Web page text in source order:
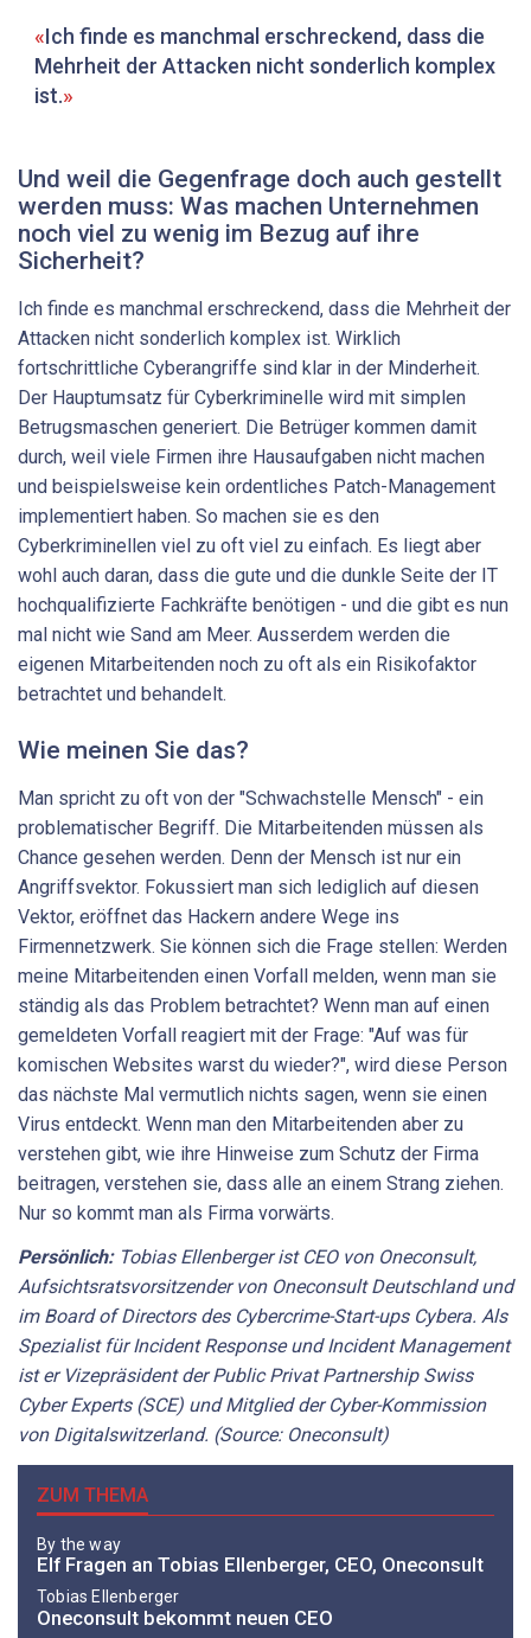
Ich finde es manchmal erschreckend, dass die
Mehrheit der Attacken nicht sonderlich komplex
ist.
Und weil die Gegenfrage doch auch gestellt
werden muss: Was machen Unternehmen
noch viel zu ­wenig im Bezug auf ihre
Sicherheit?
Ich finde es manchmal erschreckend, dass die Mehrheit der
Attacken nicht sonderlich komplex ist. Wirklich
fortschrittliche Cyberangriffe sind klar in der Minderheit.
Der Hauptumsatz für Cyberkriminelle wird mit simplen
Betrugsmaschen generiert. Die Betrüger kommen damit
durch, weil viele Firmen ihre Hausaufgaben nicht machen
und beispielsweise kein ordentliches Patch-Management
implementiert haben. So machen sie es den
Cyberkriminellen viel zu oft viel zu einfach. Es liegt aber
wohl auch daran, dass die gute und die dunkle Seite der IT
hochqualifizierte Fachkräfte benötigen - und die gibt es nun
mal nicht wie Sand am Meer. Ausserdem werden die
eigenen Mitarbeitenden noch zu oft als ein Risikofaktor
betrachtet und behandelt.
Wie meinen Sie das?
Man spricht zu oft von der "Schwachstelle Mensch" - ein
problematischer Begriff. Die Mitarbeitenden müssen als
Chance gesehen werden. Denn der Mensch ist nur ein
Angriffsvektor. Fokussiert man sich lediglich auf diesen
Vektor, eröffnet das Hackern andere Wege ins
Firmennetzwerk. Sie können sich die Frage stellen: Werden
meine Mitarbeitenden einen Vorfall melden, wenn man sie
ständig als das Problem betrachtet? Wenn man auf einen
gemeldeten Vorfall reagiert mit der Frage: "Auf was für
komischen Websites warst du wieder?", wird diese Person
das nächste Mal vermutlich nichts sagen, wenn sie einen
Virus entdeckt. Wenn man den Mitarbeitenden aber zu
verstehen gibt, wie ihre Hinweise zum Schutz der Firma
beitragen, verstehen sie, dass alle an einem Strang ziehen.
Nur so kommt man als Firma vorwärts.
Persönlich: Tobias Ellenberger ist CEO von Oneconsult,
Aufsichtsratsvorsitzender von Oneconsult Deutschland und
im Board of Directors des Cybercrime-Start-ups Cybera. Als
Spezialist für Incident Response und Incident Management
ist er Vizepräsident der Public Privat Partnership Swiss
Cyber Experts (SCE) und Mitglied der Cyber-Kommission
von Digitalswitzerland. (Source: Oneconsult)
ZUM THEMA
By the way
Elf Fragen an Tobias Ellenberger, CEO, Oneconsult
Tobias Ellenberger
Oneconsult bekommt neuen CEO